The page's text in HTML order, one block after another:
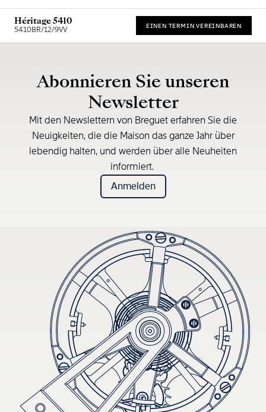
Héritage 5410
5410BR/12/9VV EINEN TERMIN VEREINBAREN
Abonnieren Sie unseren
Newsletter
Mit den Newslettern von Breguet erfahren Sie die
Neuigkeiten, die die Maison das ganze Jahr über
lebendig halten, und werden über alle Neuheiten
informiert.
Anmelden